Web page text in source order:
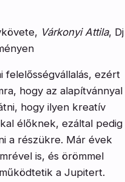
Várkonyi Attila, Dj
felelősségvállalás, ezért
hogy az alapítvánnyal
hogy ilyen kreatív
élőknek, ezáltal pedig
a részükre. Már évek
is, és örömmel
a Jupitert.